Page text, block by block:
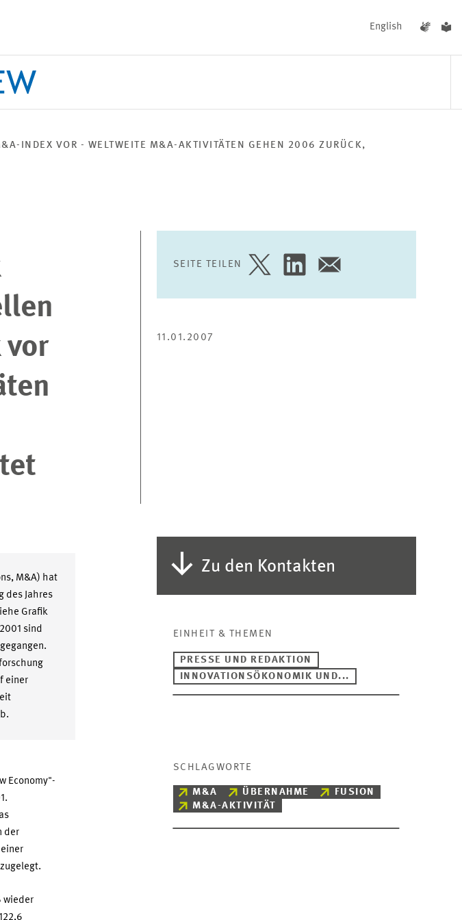
English
INDEX VOR - WELTWEITE M&A-AKTIVITÄTEN GEHEN 2006 ZURÜCK,
vor
SEITE TEILEN
SEITE
TWITTER
SEITE
LINKEDIN
SEITE
E-
11.01.2007
M&A) hat
des Jahres
Grafik
sind
einer
Economy"-
der
wieder
Zu den Kontakten
EINHEIT & THEMEN
PRESSE UND REDAKTION
INNOVATIONSÖKONOMIK UND...
SCHLAGWORTE
M&A ÜBERNAHME
FUSION
M&A-AKTIVITÄT